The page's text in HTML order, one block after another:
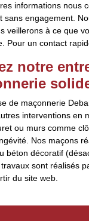
informations nous
sans engagement.
veillerons à ce que
Pour un contact
notre
de maçonnerie
interventions en
ou murs comme
Nos maçons
béton décoratif
sont réalisés
du site web.